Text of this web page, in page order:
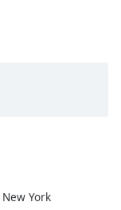
York